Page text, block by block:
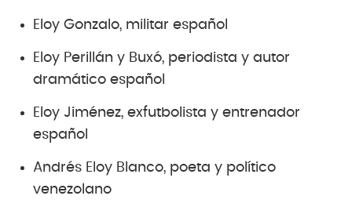
Eloy Gonzalo, militar español
Eloy Perillán y Buxó, periodista y autor
dramático español
Eloy Jiménez, exfutbolista y entrenador
español
Andrés Eloy Blanco, poeta y político
venezolano